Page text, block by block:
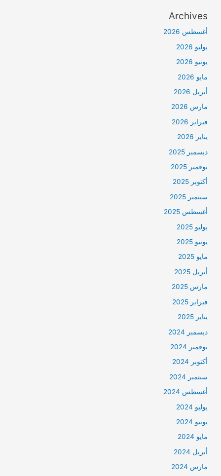
Archives
أغسطس 2026
يوليو 2026
يونيو 2026
مايو 2026
أبريل 2026
مارس 2026
فبراير 2026
يناير 2026
ديسمبر 2025
نوفمبر 2025
أكتوبر 2025
سبتمبر 2025
أغسطس 2025
يوليو 2025
يونيو 2025
مايو 2025
أبريل 2025
مارس 2025
فبراير 2025
يناير 2025
ديسمبر 2024
نوفمبر 2024
أكتوبر 2024
سبتمبر 2024
أغسطس 2024
يوليو 2024
يونيو 2024
مايو 2024
أبريل 2024
مارس 2024